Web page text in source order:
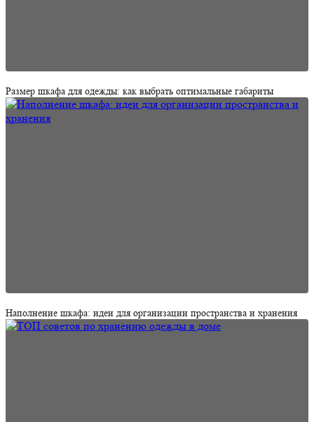
Размер шкафа для одежды: как выбрать оптимальные габариты
Наполнение шкафа: идеи для организации пространства и хранения